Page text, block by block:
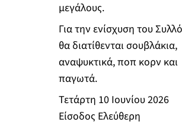
μεγάλους.
Για την ενίσχυση του
θα διατίθενται σουβλάκια,
αναψυκτικά, ποπ κορν και
παγωτά.
Τετάρτη 10 Ιουνίου 2026
Είσοδος Ελεύθερη